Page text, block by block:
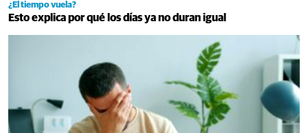
¿El tiempo vuela?
Esto explica por qué los días ya no duran igual